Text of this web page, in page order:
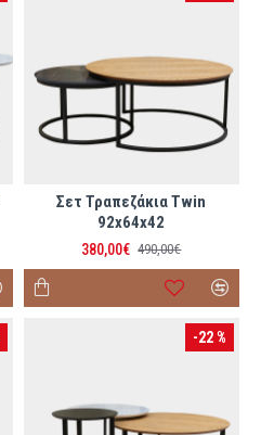
Σετ Τραπεζάκια Twin
92x64x42
380,00€ 490,00€
-22 %